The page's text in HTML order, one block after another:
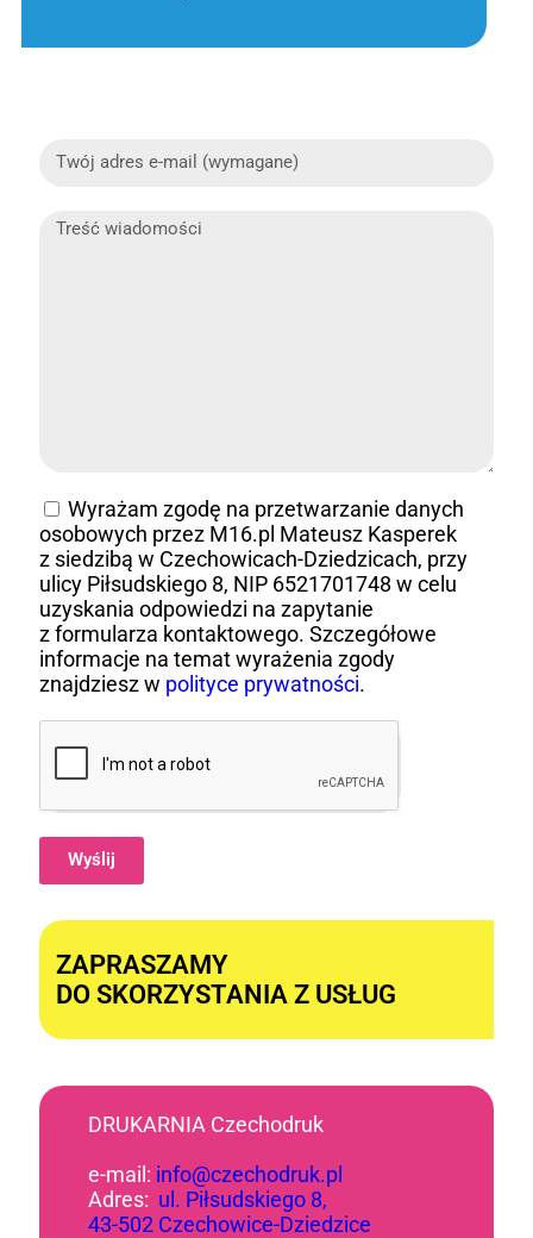
Wyrażam zgodę na przetwarzanie danych
osobowych przez M16.pl Mateusz Kasperek
z siedzibą w Czechowicach-Dziedzicach, przy
ulicy Piłsudskiego 8, NIP 6521701748 w celu
uzyskania odpowiedzi na zapytanie
z formularza kontaktowego. Szczegółowe
informacje na temat wyrażenia zgody
znajdziesz w polityce prywatności.
Wyślij
ZAPRASZAMY
DO SKORZYSTANIA Z USŁUG
DRUKARNIA Czechodruk
e-mail: info@czechodruk.pl
Adres: ul. Piłsudskiego 8,
43-502 Czechowice-Dziedzice